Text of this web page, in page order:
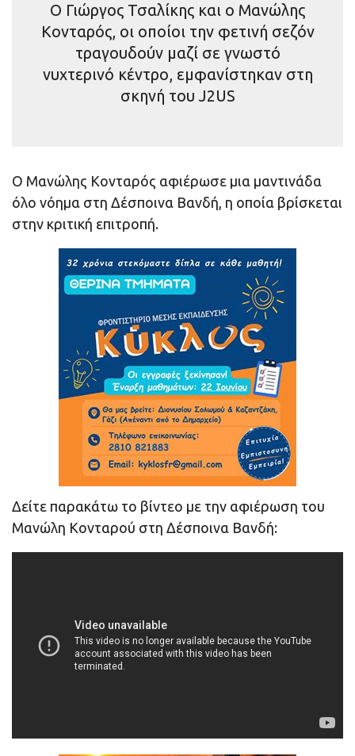
Ο Γιώργος Τσαλίκης και ο Μανώλης
Κονταρός, οι οποίοι την φετινή σεζόν
τραγουδούν μαζί σε γνωστό
νυχτερινό κέντρο, εμφανίστηκαν στη
σκηνή του J2US
Ο Μανώλης Κονταρός αφιέρωσε μια μαντινάδα
όλο νόημα στη Δέσποινα Βανδή, η οποία βρίσκεται
στην κριτική επιτροπή.
Δείτε παρακάτω το βίντεο με την αφιέρωση του
Μανώλη Κονταρού στη Δέσποινα Βανδή: